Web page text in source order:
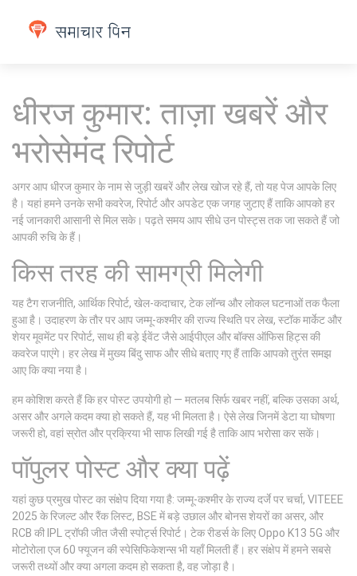
धीरज कुमार: ताज़ा खबरें और
भरोसेमंद रिपोर्ट
अगर आप धीरज कुमार के नाम से जुड़ी खबरें और लेख खोज रहे हैं, तो यह पेज आपके लिए
है। यहां हमने उनके सभी कवरेज, रिपोर्ट और अपडेट एक जगह जुटाए हैं ताकि आपको हर
नई जानकारी आसानी से मिल सके। पढ़ते समय आप सीधे उन पोस्ट्स तक जा सकते हैं जो
आपकी रुचि के हैं।
किस तरह की सामग्री मिलेगी
यह टैग राजनीति, आर्थिक रिपोर्ट, खेल-कदाचार, टेक लॉन्च और लोकल घटनाओं तक फैला
हुआ है। उदाहरण के तौर पर आप जम्मू-कश्मीर की राज्य स्थिति पर लेख, स्टॉक मार्केट और
शेयर मूवमेंट पर रिपोर्ट, साथ ही बड़े ईवेंट जैसे आईपीएल और बॉक्स ऑफिस हिट्स की
कवरेज पाएंगे। हर लेख में मुख्य बिंदु साफ और सीधे बताए गए हैं ताकि आपको तुरंत समझ
आए कि क्या नया है।
हम कोशिश करते हैं कि हर पोस्ट उपयोगी हो — मतलब सिर्फ खबर नहीं, बल्कि उसका अर्थ,
असर और अगले कदम क्या हो सकते हैं, यह भी मिलता है। ऐसे लेख जिनमें डेटा या घोषणा
जरूरी हो, वहां स्रोत और प्रक्रिया भी साफ लिखी गई है ताकि आप भरोसा कर सकें।
पॉपुलर पोस्ट और क्या पढ़ें
यहां कुछ प्रमुख पोस्ट का संक्षेप दिया गया है: जम्मू-कश्मीर के राज्य दर्जे पर चर्चा, VITEEE
2025 के रिजल्ट और रैंक लिस्ट, BSE में बड़े उछाल और बोनस शेयरों का असर, और
RCB की IPL ट्रॉफी जीत जैसी स्पोर्ट्स रिपोर्ट। टेक रीडर्स के लिए Oppo K13 5G और
मोटोरोला एज 60 फ्यूजन की स्पेसिफिकेशन्स भी यहाँ मिलती हैं। हर संक्षेप में हमने सबसे
जरूरी तथ्यों और क्या अगला कदम हो सकता है, वह जोड़ा है।